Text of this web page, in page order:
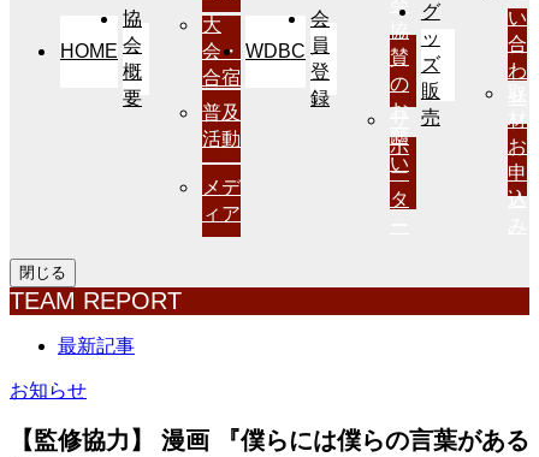
HOME
協
会
概
要
大
会・
合宿
普及
活動
メデ
ィア
WDBC
会
員
登
録
協
賛
の
お
願
い
ポ
ー
タ
グ
ッ
ズ
販
売
い
合
わ
材
お
申
込
閉じる
TEAM REPORT
最新記事
お知らせ
【監修協力】 漫画 『僕らには僕らの言葉がある